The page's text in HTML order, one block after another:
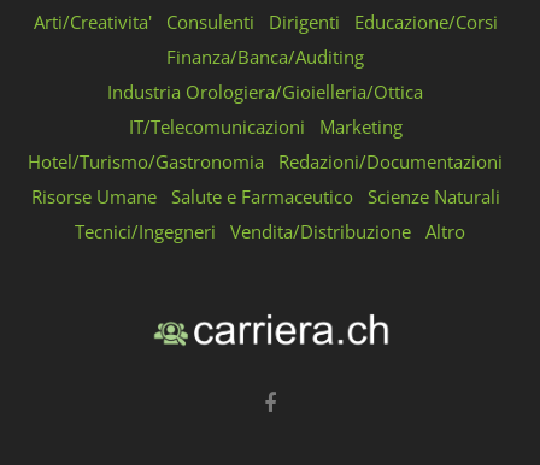
Arti/Creativita'
Consulenti Dirigenti
Educazione/Corsi
Finanza/Banca/Auditing
Industria Orologiera/Gioielleria/Ottica
IT/Telecomunicazioni
Marketing
Hotel/Turismo/Gastronomia
Redazioni/Documentazioni
Risorse Umane
Salute e Farmaceutico
Scienze Naturali
Tecnici/Ingegneri
Vendita/Distribuzione Altro